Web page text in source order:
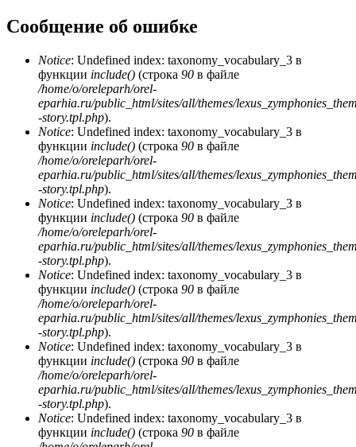
Сообщение об ошибке
Notice: Undefined index: taxonomy_vocabulary_3 в
функции include() (строка 90 в файле
/home/o/oreleparh/orel-
eparhia.ru/public_html/sites/all/themes/
-story.tpl.php).
Notice: Undefined index: taxonomy_vocabulary_3 в
функции include() (строка 90 в файле
/home/o/oreleparh/orel-
eparhia.ru/public_html/sites/all/themes/
-story.tpl.php).
Notice: Undefined index: taxonomy_vocabulary_3 в
функции include() (строка 90 в файле
/home/o/oreleparh/orel-
eparhia.ru/public_html/sites/all/themes/
-story.tpl.php).
Notice: Undefined index: taxonomy_vocabulary_3 в
функции include() (строка 90 в файле
/home/o/oreleparh/orel-
eparhia.ru/public_html/sites/all/themes/
-story.tpl.php).
Notice: Undefined index: taxonomy_vocabulary_3 в
функции include() (строка 90 в файле
/home/o/oreleparh/orel-
eparhia.ru/public_html/sites/all/themes/
-story.tpl.php).
Notice: Undefined index: taxonomy_vocabulary_3 в
функции include() (строка 90 в файле